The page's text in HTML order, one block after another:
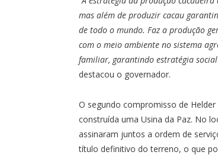
mas além de produzir cacau
de todo o mundo. Faz a produção
com o meio ambiente no sistema
familiar, garantindo estratégia
destacou o governador.
O segundo compromisso de
construída uma Usina da Paz. No
assinaram juntos a ordem de
título definitivo do terreno, o que